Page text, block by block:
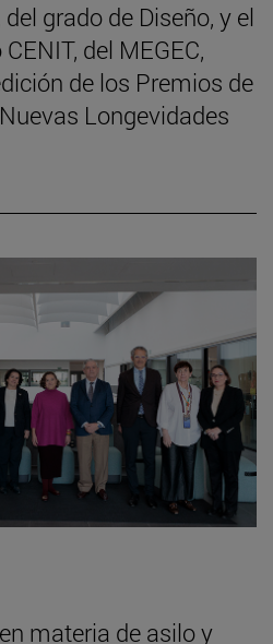
grado de Diseño, y el
del MEGEC,
de los Premios de
Longevidades
materia de asilo y